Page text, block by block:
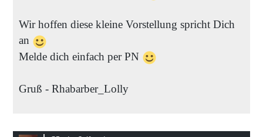
Wir hoffen diese kleine Vorstellung spricht Dich
an
Melde dich einfach per PN
Gruß - Rhabarber_Lolly